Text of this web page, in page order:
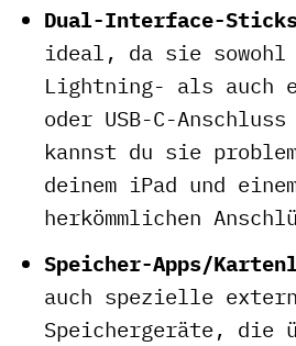
Dual-Interface-
ideal, da sie sowohl
Lightning- als auch
oder USB-C-
kannst du sie
deinem iPad und
herkömmlichen
Speicher-Apps/
auch spezielle
Speichergeräte, die